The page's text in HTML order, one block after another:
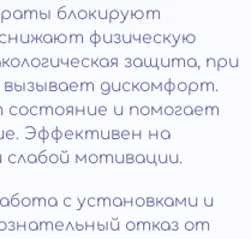
блокируют
физическую
защита, при
дискомфорт.
и помогает
Эффективен на
слабой мотивации.
с установками и
отказ от